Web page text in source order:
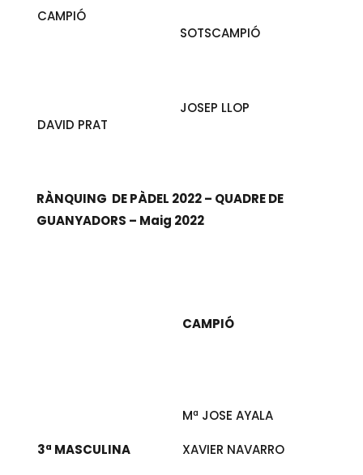
CAMPIÓ
SOTSCAMPIÓ
DAVID PRAT
JOSEP LLOP
RÀNQUING DE PÀDEL 2022 – QUADRE DE
GUANYADORS – Maig 2022
CAMPIÓ
3ª MASCULINA
Mª JOSE AYALA
XAVIER NAVARRO